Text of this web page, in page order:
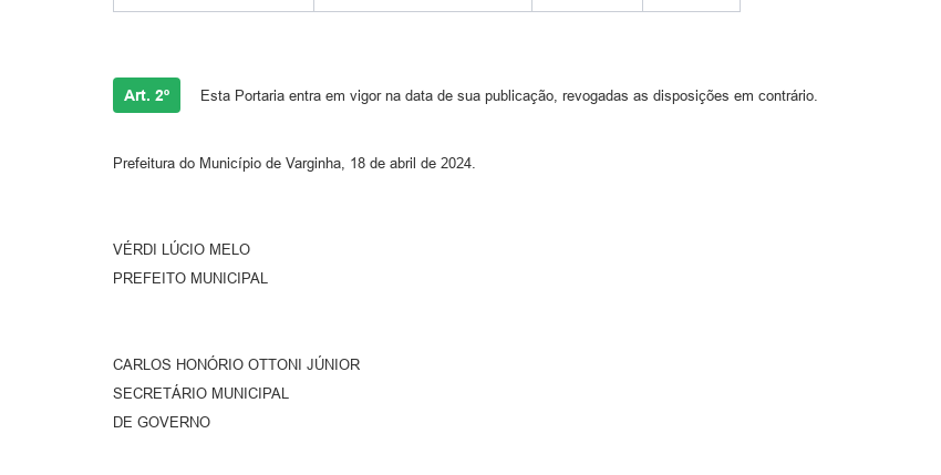
Art. 2º Esta Portaria entra em vigor na data de sua publicação, revogadas as disposições em contrário.
Prefeitura do Município de Varginha, 18 de abril de 2024.
VÉRDI LÚCIO MELO
PREFEITO MUNICIPAL
CARLOS HONÓRIO OTTONI JÚNIOR
SECRETÁRIO MUNICIPAL
DE GOVERNO